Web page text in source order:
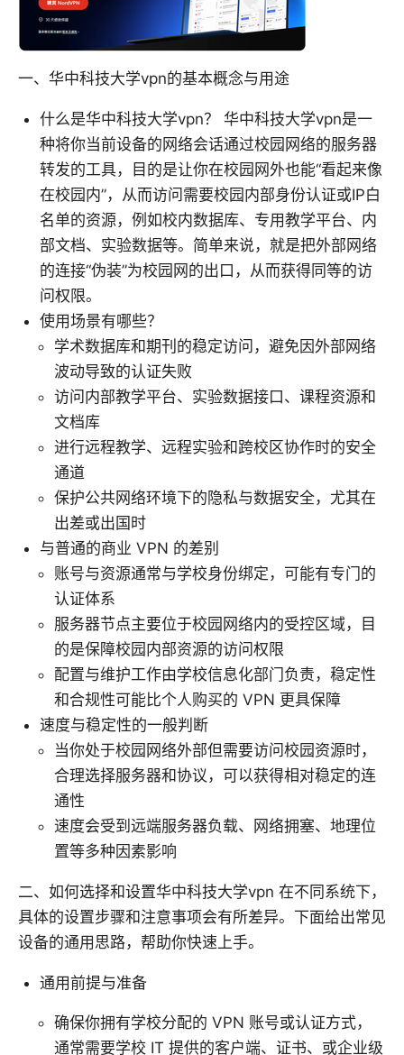
一、华中科技大学vpn的基本概念与用途
什么是华中科技大学vpn？ 华中科技大学vpn是一
种将你当前设备的网络会话通过校园网络的服务器
转发的工具，目的是让你在校园网外也能“看起来像
在校园内”，从而访问需要校园内部身份认证或IP白
名单的资源，例如校内数据库、专用教学平台、内
部文档、实验数据等。简单来说，就是把外部网络
的连接“伪装”为校园网的出口，从而获得同等的访
问权限。
使用场景有哪些？
学术数据库和期刊的稳定访问，避免因外部网络
波动导致的认证失败
访问内部教学平台、实验数据接口、课程资源和
文档库
进行远程教学、远程实验和跨校区协作时的安全
通道
保护公共网络环境下的隐私与数据安全，尤其在
出差或出国时
与普通的商业 VPN 的差别
账号与资源通常与学校身份绑定，可能有专门的
认证体系
服务器节点主要位于校园网络内的受控区域，目
的是保障校园内部资源的访问权限
配置与维护工作由学校信息化部门负责，稳定性
和合规性可能比个人购买的 VPN 更具保障
速度与稳定性的一般判断
当你处于校园网络外部但需要访问校园资源时，
合理选择服务器和协议，可以获得相对稳定的连
通性
速度会受到远端服务器负载、网络拥塞、地理位
置等多种因素影响
二、如何选择和设置华中科技大学vpn 在不同系统下，
具体的设置步骤和注意事项会有所差异。下面给出常见
设备的通用思路，帮助你快速上手。
通用前提与准备
确保你拥有学校分配的 VPN 账号或认证方式，
通常需要学校 IT 提供的客户端、证书、或企业级